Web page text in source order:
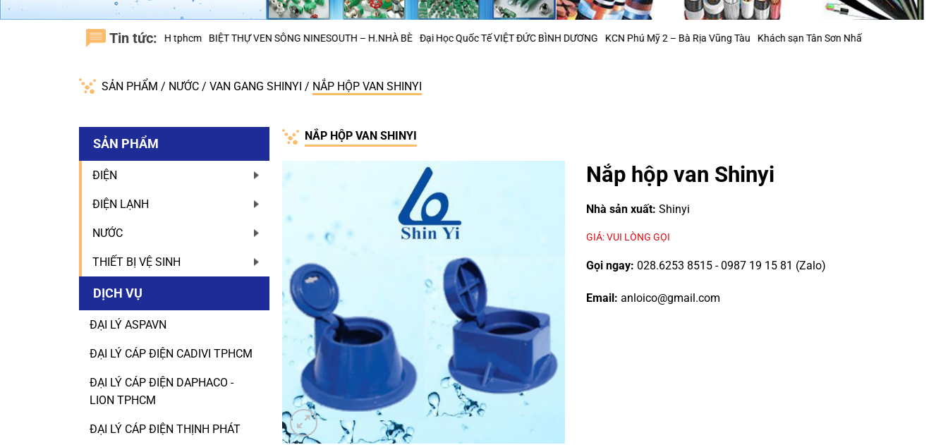
Tin tức:
SƠN, H.BÌNH CHÁNH tphcm BIỆT THỰ VEN SÔNG NINESOUTH – H.NHÀ BÈ Đại Học Quốc Tế VIỆT ĐỨC BÌNH DƯƠNG KCN Phú Mỹ 2 – Bà Rịa Vũng Tàu Khách sạn Tân Sơn Nhất (mở rộng) Khu Công Nghiệp
SẢN PHẨM / NƯỚC / VAN GANG SHINYI / NẮP HỘP VAN SHINYI
SẢN PHẨM
ĐIỆN
ĐIỆN LẠNH
NƯỚC
THIẾT BỊ VỆ SINH
DỊCH VỤ
ĐẠI LÝ ASPAVN
ĐẠI LÝ CÁP ĐIỆN CADIVI TPHCM
ĐẠI LÝ CÁP ĐIỆN DAPHACO -
LION TPHCM
ĐẠI LÝ CÁP ĐIỆN THỊNH PHÁT
NẮP HỘP VAN SHINYI
Nắp hộp van Shinyi
Nhà sản xuất: Shinyi
GIÁ: VUI LÒNG GỌI
Gọi ngay: 028.6253 8515 - 0987 19 15 81 (Zalo)
Email: anloico@gmail.com